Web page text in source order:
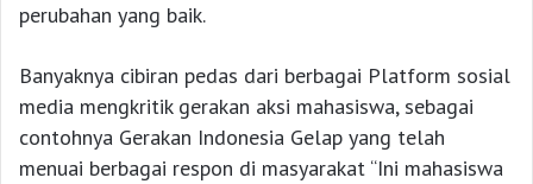
perubahan yang baik.
Banyaknya cibiran pedas dari berbagai Platform sosial
media mengkritik gerakan aksi mahasiswa, sebagai
contohnya Gerakan Indonesia Gelap yang telah
menuai berbagai respon di masyarakat “Ini mahasiswa